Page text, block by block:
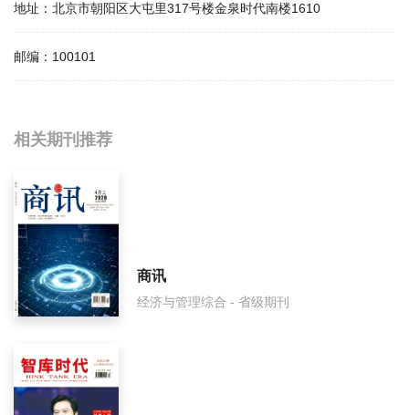
地址： 北京市朝阳区大屯里317号楼金泉时代南楼1610
邮编： 100101
相关提问
中国周刊影响因子是多少？
中国周刊怎么样？
中国周刊面费如何收取？
中国周刊是什么级别刊物？
中国周刊是国家级期刊吗？
相关期刊推荐
商讯
经济与管理综合 - 省级期刊